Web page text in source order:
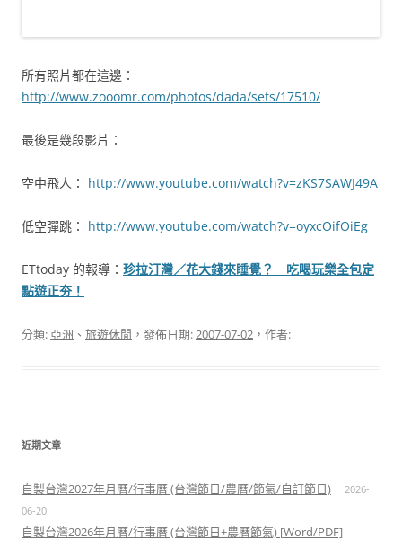
所有照片都在這邊：
http://www.zooomr.com/photos/dada/sets/17510/
最後是幾段影片：
空中飛人： http://www.youtube.com/watch?v=zKS7SAWJ49A
低空彈跳： http://www.youtube.com/watch?v=oyxcOifOiEg
ETtoday 的報導： 珍拉汀灣／花大錢來睡覺？ 吃喝玩樂全包定
點遊正夯！
分類: 亞洲 、 旅遊休閒 ，發佈日期:2007-07-02 ，作者:
近期文章
自製台灣2027年月曆/行事曆 (台灣節日/農曆/節氣/自訂節日)
2026-
06-20
自製台灣2026年月曆/行事曆 (台灣節日+農曆節氣) [Word/PDF]